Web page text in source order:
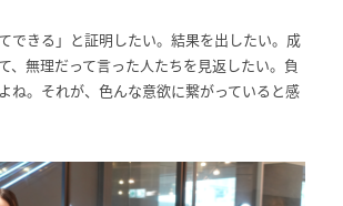
できる」と証明したい。結果を出したい。成
、無理だって言った人たちを見返したい。負
ね。それが、色んな意欲に繋がっていると感